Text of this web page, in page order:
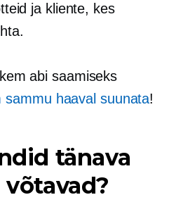
ja kliente, kes
abi saamiseks
sammu haaval suunata!
tänava
võtavad?